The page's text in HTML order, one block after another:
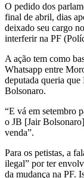
O pedido dos
final de abril, dias
deixado seu cargo
interferir na PF
A ação tem como
Whatsapp entre
deputada queria que
Bolsonaro.
“E vá em setembro
o JB [Jair
venda”.
Para os petistas, a
ilegal” por ter
da mudança na PF.